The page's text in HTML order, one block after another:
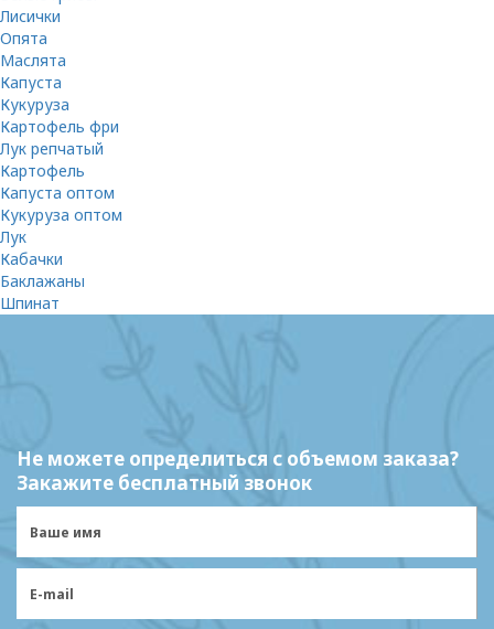
Лисички
Опята
Маслята
Капуста
Кукуруза
Картофель фри
Лук репчатый
Картофель
Капуста оптом
Кукуруза оптом
Лук
Кабачки
Баклажаны
Шпинат
Не можете определиться с объемом заказа?
Закажите бесплатный звонок